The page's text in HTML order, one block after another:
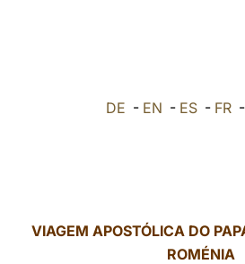
DE - EN - ES - FR -
VIAGEM APOSTÓLICA DO
ROMÉNIA